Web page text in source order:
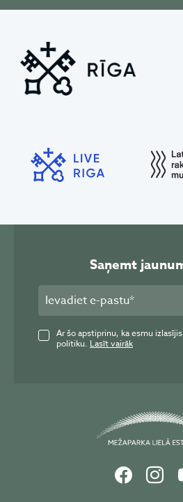
Saņemt
Ar šo apstiprinu, ka esmu
politiku. Lasīt vairāk